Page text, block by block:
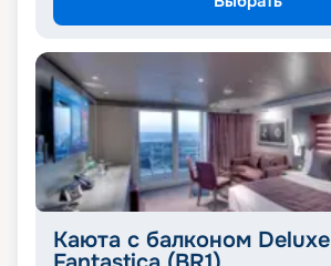
Каюта с балконом Deluxe